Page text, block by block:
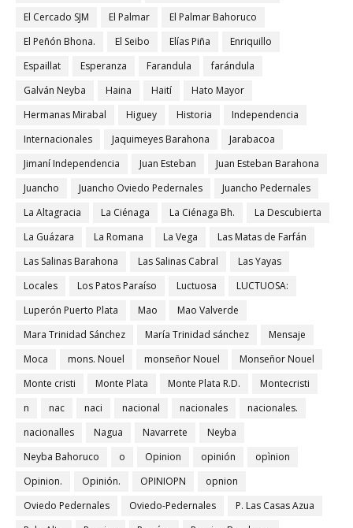
El Cercado SJM
El Palmar
El Palmar Bahoruco
El Peñón Bhona.
El Seibo Elías Piña
Enriquillo
Espaillat
Esperanza Farandula
farándula
Galván Neyba
Haina Haití
Hato Mayor
Hermanas Mirabal
Higuey Historia
Independencia
Internacionales
Jaquimeyes Barahona
Jarabacoa
Jimaní Independencia
Juan Esteban
Juan Esteban Barahona
Juancho
Juancho Oviedo Pedernales
Juancho Pedernales
La Altagracia
La Ciénaga La Ciénaga Bh.
La Descubierta
La Guázara
La Romana La Vega
Las Matas de Farfán
Las Salinas Barahona
Las Salinas Cabral
Las Yayas
Locales
Los Patos Paraíso Luctuosa
LUCTUOSA:
Luperón Puerto Plata
Mao
Mao Valverde
Mara Trinidad Sánchez
María Trinidad sánchez
Mensaje
Moca
mons. Nouel monseñor Nouel
Monseñor Nouel
Monte cristi
Monte Plata Monte Plata R.D.
Montecristi
n
nac naci nacional nacionales
nacionales.
nacionalles
Nagua Navarrete
Neyba
Neyba Bahoruco
o Opinion opinión
opìnion
Opinion.
Opinión. OPINIOPN
opnion
Oviedo Pedernales
Oviedo-Pedernales
P. Las Casas Azua